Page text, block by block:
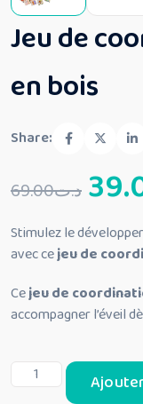
Jeu de
en bois
Share:
د.ت69.00
Le
prix
Stimulez le
avec cejeu de
Cejeu de
accompagner l’éveil
quantité
de